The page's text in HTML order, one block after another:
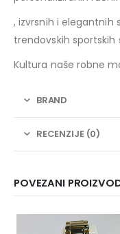
, izvrsnih i elegantnih
trendovskih sportskih
Kultura naše robne
BRAND
RECENZIJE (0)
POVEZANI